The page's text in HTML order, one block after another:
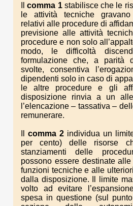
Ilcomma 1stabilisce che le
le attività tecniche
relativi alle procedure di
previsione alle attività
procedure e non solo
modo, le difficoltà
formulazione che, a parità
svolte, consentiva
dipendenti solo in caso di
le altre procedure e gli
disposizione rinvia a un
l’elencazione – tassativa –
remunerare.
comma 2 individua un
per cento) delle risorse
stanziamenti delle
possono essere destinate
funzioni tecniche e alle
dalla disposizione. Il limite
volto ad evitare
spesa in questione (sul